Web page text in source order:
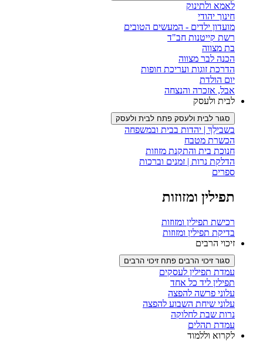
לאמא ולתינוק
חינוך יהודי
מועדון ילדים - המעשים הטובים
רשת קייטנות חב"ד
בת מצווה
הכנה לבר מצווה
הדרכת זוגות ועריכת חופות
יום הולדת
אבל, אזכרה והנצחה
לבית ולעסק
סגור לבית ולעסק פתח לבית ולעסק
בשבילֵךְ | יהדות בבית ובמשפחה
הכשרת מטבח
חנוכת בית והתקנת מזוזות
הדלקת נרות | זמנים וברכות
ספרים
תפילין ומזוזות
רכישת תפילין ומזוזות
בדיקת תפילין ומזוזות
זיכוי הרבים
סגור זיכוי הרבים פתח זיכוי הרבים
עמדת תפילין לעסקים
תפילין ליד כל אחד
עלוני פרשה להפצה
עלוני שיחת השבוע להפצה
נרות שבת לחלוקה
עמדת תהלים
לקרוא וללמוד